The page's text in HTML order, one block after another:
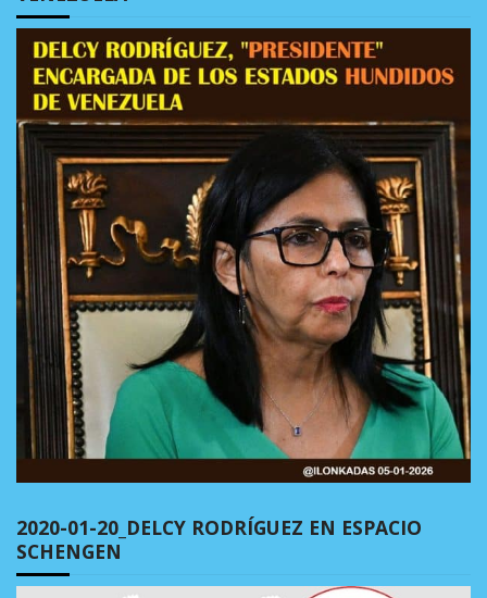
2020-01-20_DELCY RODRÍGUEZ EN ESPACIO
SCHENGEN